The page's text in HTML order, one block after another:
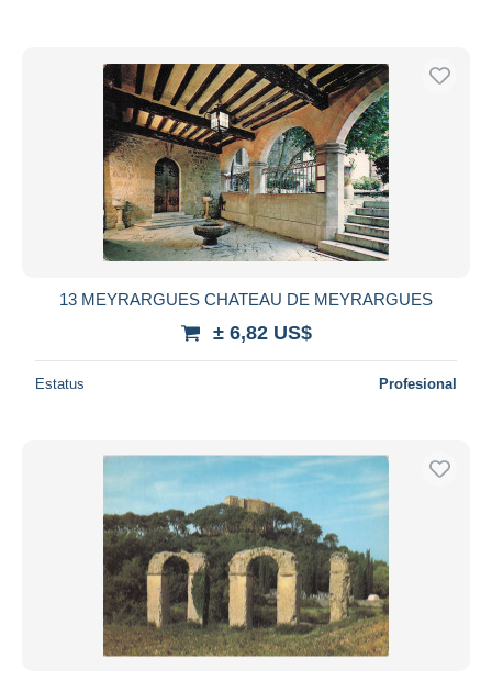
13 MEYRARGUES CHATEAU DE MEYRARGUES
± 6,82 US$
Estatus Profesional